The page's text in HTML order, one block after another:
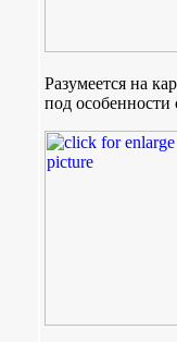
Разумеется на
под особенности